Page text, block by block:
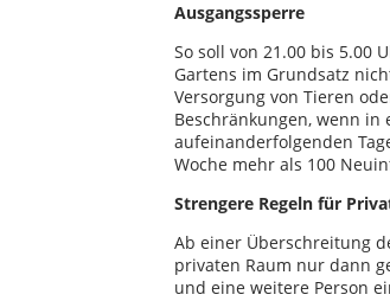
Ausgangssperre
So soll von 21.00 bis 5.00
Gartens im Grundsatz
Versorgung von Tieren
Beschränkungen, wenn
aufeinanderfolgenden
Woche mehr als 100
Strengere Regeln für
Ab einer Überschreitung
privaten Raum nur dann
und eine weitere Person